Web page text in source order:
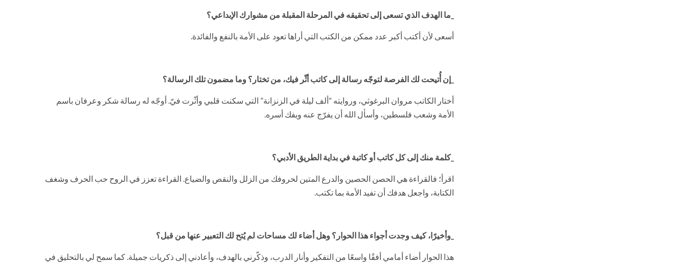
_ما الهدف الذي تسعى إلى تحقيقه في المرحلة المقبلة من مشوارك الإبداعي؟
أسعى لأن أكتب أكبر عدد ممكن من الكتب التي أراها تعود على الأمة بالنفع والفائدة.
_إن أُتيحت لك الفرصة لتوجّه رسالة إلى كاتب أثّر فيك، من تختار؟ وما مضمون تلك الرسالة؟
أختار الكاتب مروان البرغوثي، وروايته “ألف ليلة في الزنزانة” التي سكنت قلبي وأثّرت فيّ. أوجّه له رسالة شكر وعرفان باسم
الأمة وشعب فلسطين، وأسأل الله أن يفرّج عنه ويفك أسره.
_كلمة منك إلى كل كاتب أو كاتبة في بداية الطريق الأدبي؟
اقرأ؛ فالقراءة هي الحصن الحصين والدرع المتين لحروفك من الزلل والنقص والضياع. القراءة تعزز في الروح حب الحرف وشغف
الكتابة، واجعل هدفك أن تفيد الأمة بما تكتب.
_وأخيرًا، كيف وجدت أجواء هذا الحوار؟ وهل أضاء لك مساحات لم يُتح لك التعبير عنها من قبل؟
هذا الحوار أضاء أمامي أفقًا واسعًا من التفكير وأنار الدرب، وذكّرني بالهدف، وأعادني إلى ذكريات جميلة. كما سمح لي بالتحليق في